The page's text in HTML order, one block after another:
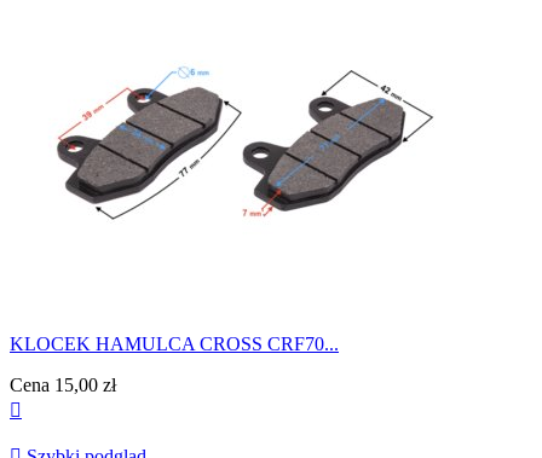
KLOCEK HAMULCA CROSS CRF70...
Cena 15,00 zł
